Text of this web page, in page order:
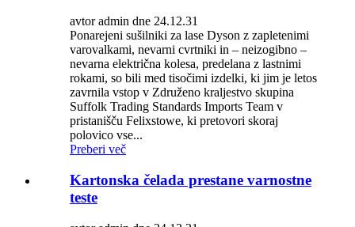
avtor admin dne 24.12.31
Ponarejeni sušilniki za lase Dyson z zapletenimi
varovalkami, nevarni cvrtniki in – neizogibno –
nevarna električna kolesa, predelana z lastnimi
rokami, so bili med tisočimi izdelki, ki jim je letos
zavrnila vstop v Združeno kraljestvo skupina
Suffolk Trading Standards Imports Team v
pristanišču Felixstowe, ki pretovori skoraj
polovico vse...
Preberi več
Kartonska čelada prestane varnostne
teste